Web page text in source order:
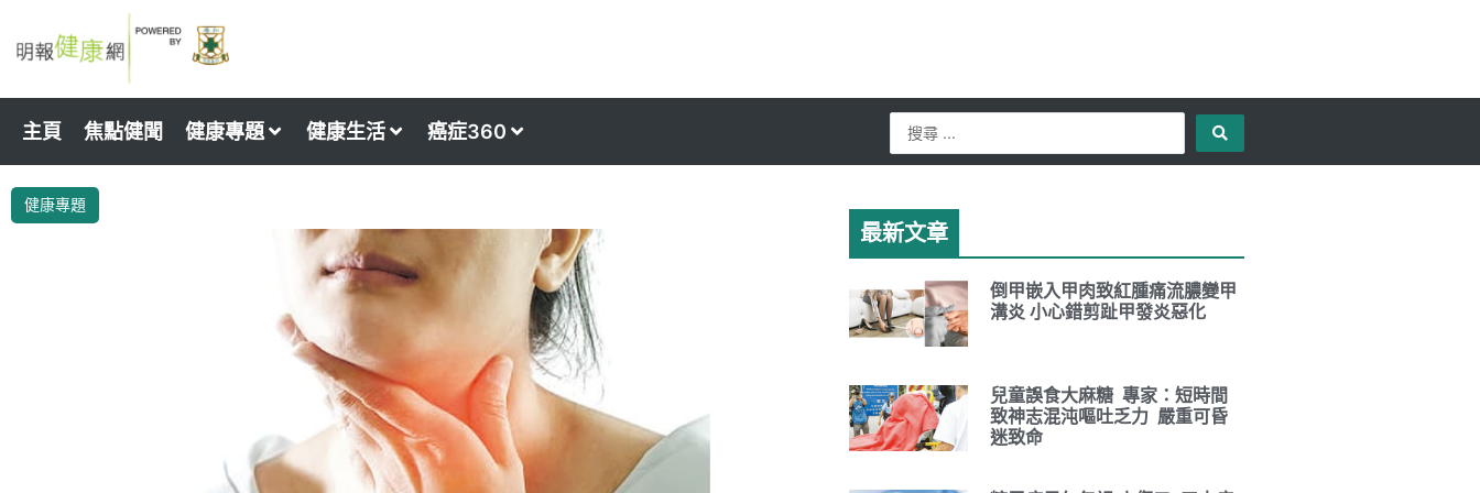
to
主頁 焦點健聞 健康專題 健康生活 癌症360
Search
...
健康專題
最新文章
倒甲嵌入甲肉致紅腫痛流膿變甲
溝炎 小心錯剪趾甲發炎惡化
兒童誤食大麻糖 專家：短時間
致神志混沌嘔吐乏力 嚴重可昏
迷致命